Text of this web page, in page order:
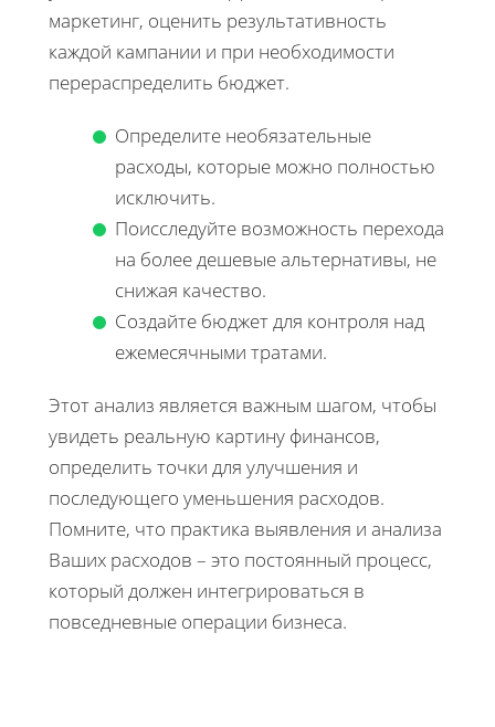
маркетинг, оценить результативность
каждой кампании и при необходимости
перераспределить бюджет.
Определите необязательные
расходы, которые можно полностью
исключить.
Поисследуйте возможность перехода
на более дешевые альтернативы, не
снижая качество.
Создайте бюджет для контроля над
ежемесячными тратами.
Этот анализ является важным шагом, чтобы
увидеть реальную картину финансов,
определить точки для улучшения и
последующего уменьшения расходов.
Помните, что практика выявления и анализа
Ваших расходов – это постоянный процесс,
который должен интегрироваться в
повседневные операции бизнеса.